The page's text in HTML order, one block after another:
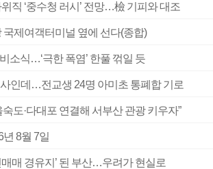
직 ‘중수청 러시’ 전망…檢 기피와 대조
국제여객터미널 옆에 선다(종합)
소식…‘극한 폭염’ 한풀 꺾일 듯
인데…전교생 24명 아미초 통폐합 기로
숙도·다대포 연결해 서부산 관광 키우자”
년 8월 7일
매매 경유지’ 된 부산…우려가 현실로